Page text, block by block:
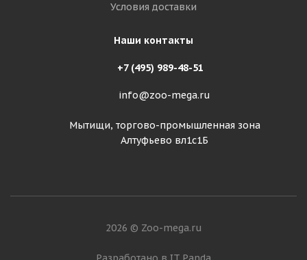
Условия доставки
Наши контакты
+7 (495) 989-48-51
info@zoo-mega.ru
Мытищи, торгово-промышленная зона
Алтуфьево вл1с1Б
2026 © Zoo-mega.ru